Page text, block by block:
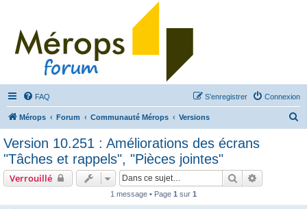
FAQ Connexion
S’enregistrer
Mérops Forum Communauté Mérops Versions
Version 10.251 : Améliorations des écrans
"Tâches et rappels", "Pièces jointes"
Verrouillé Rechercher
1 message • Page 1 sur 1